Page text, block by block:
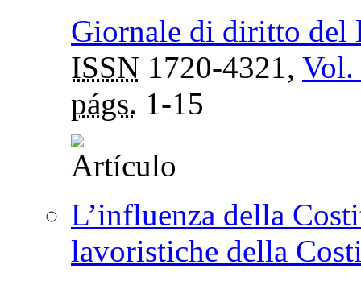
Giornale di diritto del
ISSN 1720-4321, Vol.
págs. 1-15
L’influenza della
lavoristiche della